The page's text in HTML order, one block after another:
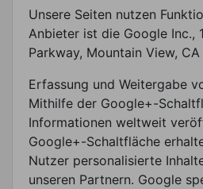
Unsere Seiten nutzen
Anbieter ist die Google Inc.,
Parkway, Mountain View,
Erfassung und Weitergabe
Mithilfe der Google+-
Informationen weltweit
Google+-Schaltfläche
Nutzer personalisierte
unseren Partnern. Google